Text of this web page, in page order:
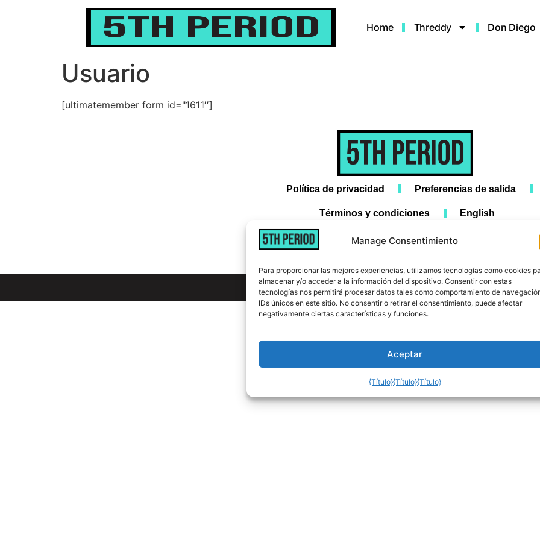
Manage Consentimiento
Para proporcionar las mejores experiencias, utilizamos tecnologías como cookies
almacenar y/o acceder a la información del dispositivo. Consentir con estas
tecnologías nos permitirá procesar datos tales como comportamiento de
IDs únicos en este sitio. No consentir o retirar el consentimiento, puede afectar
negativamente ciertas características y funciones.
Aceptar
{Título}{Título}{Título}
Home Threddy Don Diego
Usuario
[ultimatemember form id="1611′′]
Política de privacidad Preferencias de salida
Términos y condiciones English
5o Período 2026 © Todos los Derechos Reservados.